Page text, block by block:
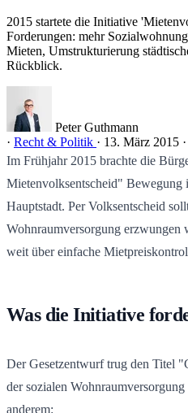
2015 startete die Initiative
Forderungen: mehr
Mieten, Umstrukturierung
Rückblick.
Peter Guthmann
· Recht & Politik · 13. März 2015 ·
Im Frühjahr 2015 brachte die
Mietenvolksentscheid" Bewegung
Hauptstadt. Per Volksentscheid
Wohnraumversorgung erzwungen
weit über einfache
Was die Initiative
Der Gesetzentwurf trug den Titel
der sozialen
anderem: